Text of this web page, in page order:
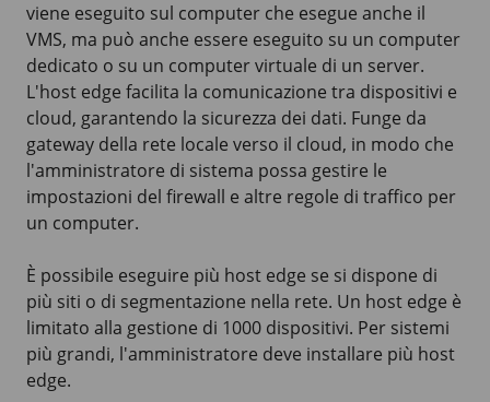
viene eseguito sul computer che esegue anche il
VMS, ma può anche essere eseguito su un computer
dedicato o su un computer virtuale di un server.
L'host edge facilita la comunicazione tra dispositivi e
cloud, garantendo la sicurezza dei dati. Funge da
gateway della rete locale verso il cloud, in modo che
l'amministratore di sistema possa gestire le
impostazioni del firewall e altre regole di traffico per
un computer.
È possibile eseguire più host edge se si dispone di
più siti o di segmentazione nella rete. Un host edge è
limitato alla gestione di 1000 dispositivi. Per sistemi
più grandi, l'amministratore deve installare più host
edge.